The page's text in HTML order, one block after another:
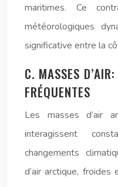
maritimes. Ce
météorologiques
significative entre la
C. MASSES
FRÉQUENTES
Les masses d’air
interagissent
changements
d’air arctique,